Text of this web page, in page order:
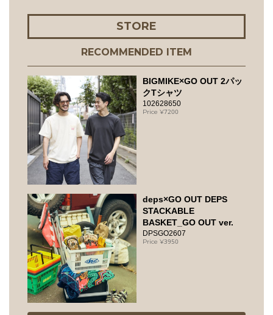
STORE
RECOMMENDED ITEM
BIGMIKE×GO OUT 2パッ
クTシャツ
102628650
7200
deps×GO OUT DEPS
STACKABLE
BASKET_GO OUT ver.
DPSGO2607
3950